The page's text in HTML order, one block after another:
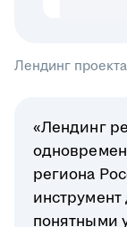
Лендинг
«Лендинг
региона
понятными